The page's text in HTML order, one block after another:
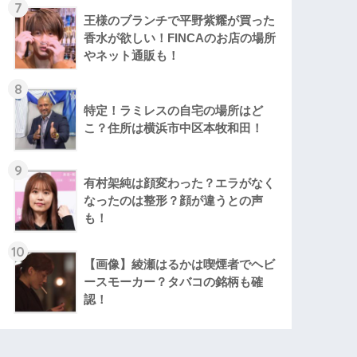
7
王様のブランチで平野紫耀が買った
香水が欲しい！FINCAのお店の場所
やネット通販も！
8
特定！ラミレスの自宅の場所はど
こ？住所は横浜市中区本牧和田！
9
有村架純は顔変わった？エラがなく
なったのは整形？顔が違うとの声
も！
10
【画像】綾瀬はるかは喫煙者でヘビ
ースモーカー？タバコの銘柄も確
認！